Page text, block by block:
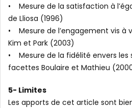
• Mesure de la satisfaction à
de Lliosa (1996)
• Mesure de l’engagement vis à
Kim et Park (2003)
• Mesure de la fidélité envers les
facettes Boulaire et Mathieu
5- Limites
Les apports de cet article sont